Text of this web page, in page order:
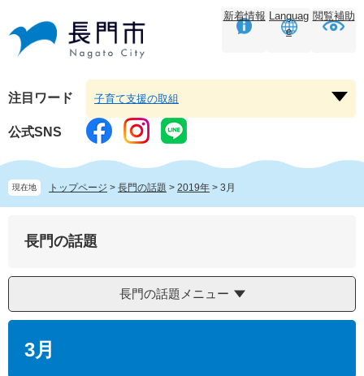
頭
す。
飛
し
本
文
へ
新着情報 Languag
e
閲覧補助
注目ワード
ー
子育て支援の取組
公式SNS
現在地 トップページ > 長門の話題 > 2019年 > 3月
長門の話題
長門の話題メニュー
3月